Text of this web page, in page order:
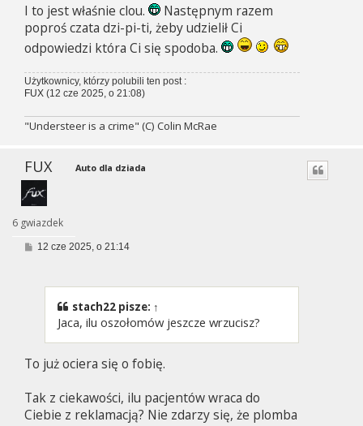
I to jest właśnie clou.
Następnym razem
poproś czata dzi-pi-ti, żeby udzielił Ci
odpowiedzi która Ci się spodoba.
Użytkownicy, którzy polubili ten post :
FUX (12 cze 2025, o 21:08)
"Understeer is a crime" (C) Colin McRae
FUX
6 gwiazdek
Auto dla dziada
P12 cze 2025, o 21:14
stach22 pisze: ↑
Jaca, ilu oszołomów jeszcze wrzucisz?
To już ociera się o fobię.
Tak z ciekawości, ilu pacjentów wraca do
Ciebie z reklamacją? Nie zdarzy się, że plomba